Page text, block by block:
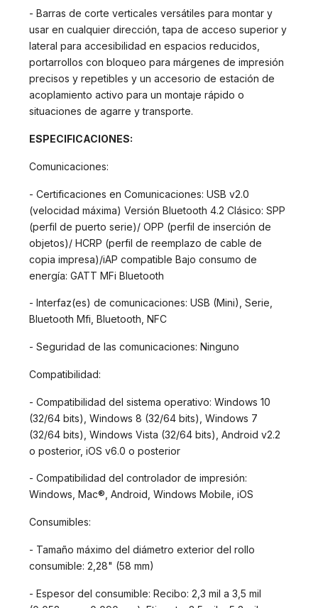
- Barras de corte verticales versátiles para montar y
usar en cualquier dirección, tapa de acceso superior y
lateral para accesibilidad en espacios reducidos,
portarrollos con bloqueo para márgenes de impresión
precisos y repetibles y un accesorio de estación de
acoplamiento activo para un montaje rápido o
situaciones de agarre y transporte.
ESPECIFICACIONES:
Comunicaciones:
- Certificaciones en Comunicaciones: USB v2.0
(velocidad máxima) Versión Bluetooth 4.2 Clásico: SPP
(perfil de puerto serie)/ OPP (perfil de inserción de
objetos)/ HCRP (perfil de reemplazo de cable de
copia impresa)/iAP compatible Bajo consumo de
energía: GATT MFi Bluetooth
- Interfaz(es) de comunicaciones: USB (Mini), Serie,
Bluetooth Mfi, Bluetooth, NFC
- Seguridad de las comunicaciones: Ninguno
Compatibilidad:
- Compatibilidad del sistema operativo: Windows 10
(32/64 bits), Windows 8 (32/64 bits), Windows 7
(32/64 bits), Windows Vista (32/64 bits), Android v2.2
o posterior, iOS v6.0 o posterior
- Compatibilidad del controlador de impresión:
Windows, Mac®, Android, Windows Mobile, iOS
Consumibles:
- Tamaño máximo del diámetro exterior del rollo
consumible: 2,28" (58 mm)
- Espesor del consumible: Recibo: 2,3 mil a 3,5 mil